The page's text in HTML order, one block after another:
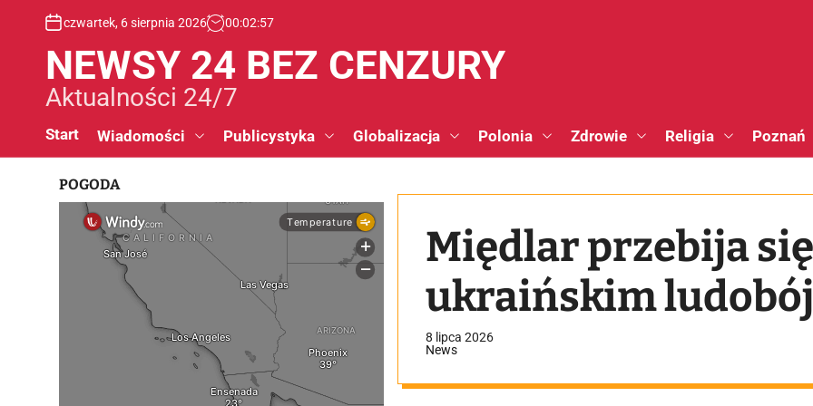
czwartek, 6 sierpnia 2026 00:02:58
NEWSY 24 BEZ CENZURY
Aktualności 24/7
Start Wiadomości Publicystyka Globalizacja Polonia Zdrowie Religia Poznań
Międlar przebija
ukraińskim
8 lipca 2026
News
POGODA